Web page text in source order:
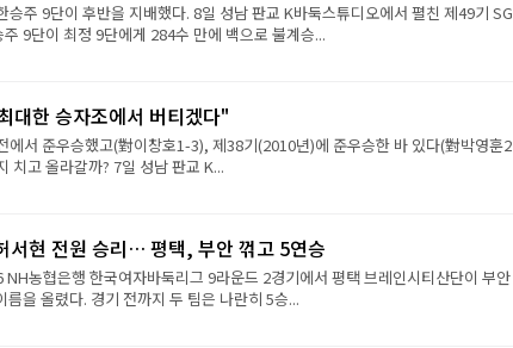
주 9단이 후반을 지배했다. 8일 성남 판교 K바둑스튜디오에서 펼친 제49기 SG
9단이 최정 9단에게 284수 만에 백으로 불계승...
대한 승자조에서 버티겠다"
에서 준우승했고(對이창호1-3), 제38기(2010년)에 준우승한 바 있다(對박영훈2
치고 올라갈까? 7일 성남 판교 K...
서현 전원 승리… 평택, 부안 꺾고 5연승
농협은행 한국여자바둑리그 9라운드 2경기에서 평택 브레인시티산단이 부안
을 올렸다. 경기 전까지 두 팀은 나란히 5승...